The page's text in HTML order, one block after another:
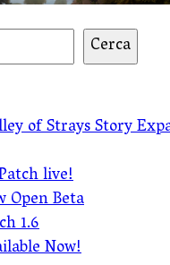
Cerca
of Strays Story
live!
Open Beta
1.6
Now!